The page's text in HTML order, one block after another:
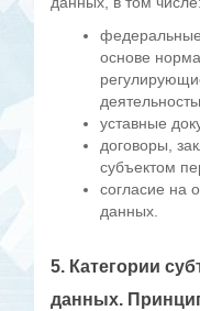
основе
уставные
договоры,
субъектом
согласие на
данных.
5. Категории
данных.